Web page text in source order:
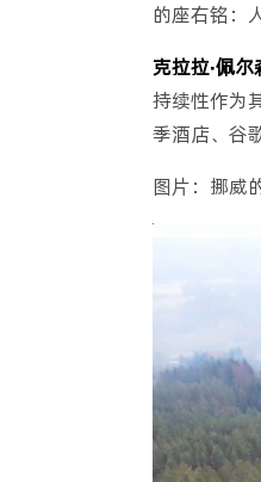
的座右铭：
克拉拉·佩
持续性作为
季酒店、谷
图片：挪威